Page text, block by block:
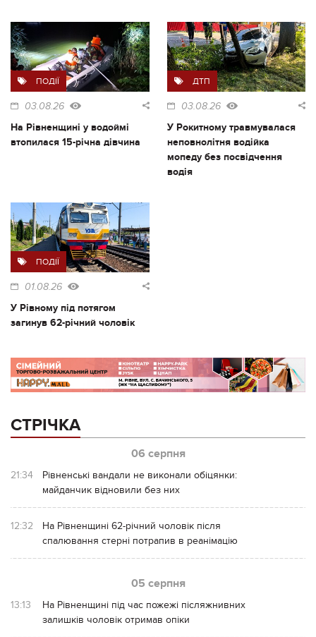
ПОДІЇ
03.08.26
На Рівненщині у водоймі
втопилася 15-річна дівчина
ДТП
03.08.26
У Рокитному травмувалася
неповнолітня водійка
мопеду без посвідчення
водія
ПОДІЇ
01.08.26
У Рівному під потягом
загинув 62-річний чоловік
СТРІЧКА
06 серпня
21:34
Рівненські вандали не виконали обіцянки:
майданчик відновили без них
12:32
На Рівненщині 62-річний чоловік після
спалювання стерні потрапив в реанімацію
05 серпня
13:13
На Рівненщині під час пожежі післяжнивних
залишків чоловік отримав опіки